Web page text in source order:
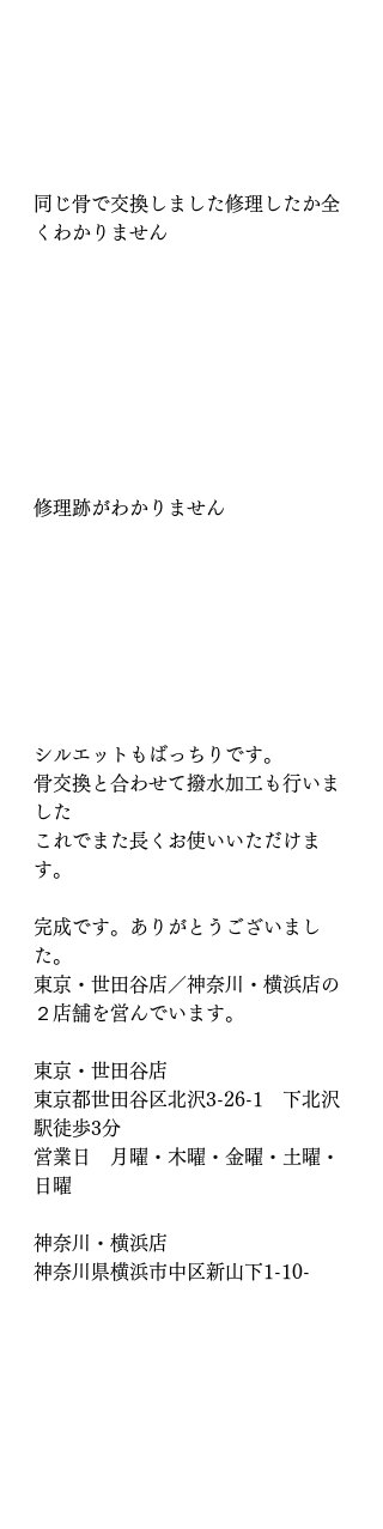
同じ骨で交換しました修理したか全
くわかりません
修理跡がわかりません
シルエットもばっちりです。
骨交換と合わせて撥水加工も行いま
した
これでまた長くお使いいただけま
す。
完成です。ありがとうございまし
た。
東京・世田谷店／神奈川・横浜店の
２店舗を営んでいます。
東京・世田谷店
東京都世田谷区北沢3-26-1　下北沢
駅徒歩3分
営業日　月曜・木曜・金曜・土曜・
日曜
神奈川・横浜店
神奈川県横浜市中区新山下1-10-